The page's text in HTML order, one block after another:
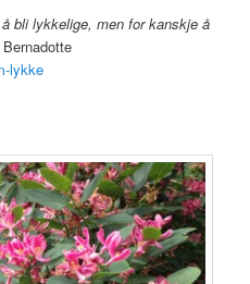
bli lykkelige, men for kanskje å
lykke